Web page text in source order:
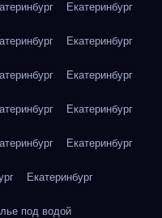
Екатеринбург
Екатеринбург
Екатеринбург
Екатеринбург
Екатеринбург
Екатеринбург
под водой